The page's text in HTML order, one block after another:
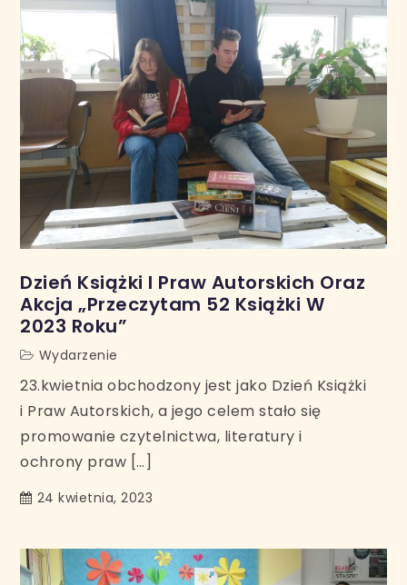
Dzień Książki I Praw Autorskich Oraz
Akcja „Przeczytam 52 Książki W
2023 Roku”
Wydarzenie
23.kwietnia obchodzony jest jako Dzień Książki
i Praw Autorskich, a jego celem stało się
promowanie czytelnictwa, literatury i
ochrony praw […]
24 kwietnia, 2023